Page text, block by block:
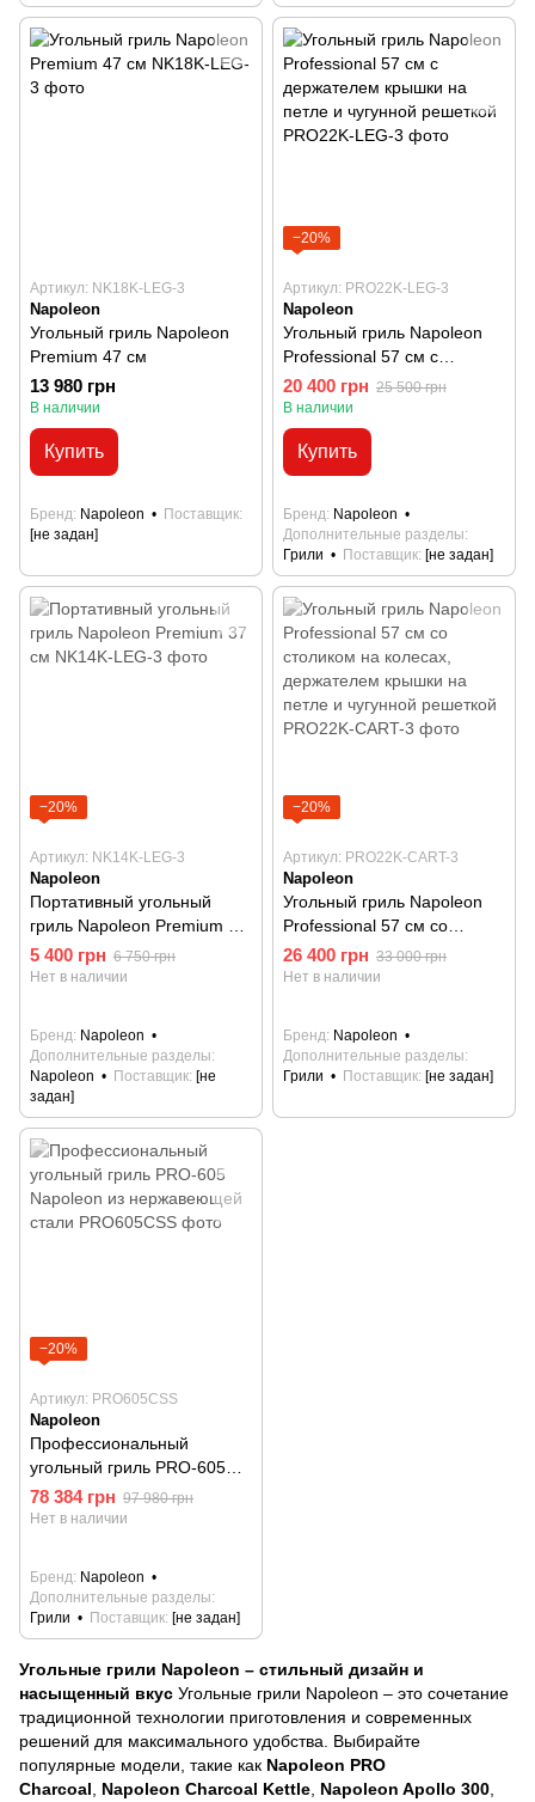
Артикул: NK18K-LEG-3
Napoleon
Угольный гриль Napoleon
Premium 47 см
13 980 грн
В наличии
Купить
Бренд Napoleon
Поставщик
[не задан]
−20%
Артикул: PRO22K-LEG-3
Napoleon
Угольный гриль Napoleon
Professional 57 см с
держателем крышки на
петле и чугунной решеткой
20 400 грн 25 500 грн
В наличии
Купить
Бренд Napoleon
Дополнительные разделы
Грили
Поставщик [не задан]
−20%
Артикул: NK14K-LEG-3
Napoleon
Портативный угольный
гриль Napoleon Premium 37
см
5 400 грн 6 750 грн
Нет в наличии
Бренд Napoleon
Дополнительные разделы
Napoleon
Поставщик [не
задан]
−20%
Артикул: PRO22K-CART-3
Napoleon
Угольный гриль Napoleon
Professional 57 см со
столиком на колесах,
держателем крышки на
26 400 грн 33 000 грн
Нет в наличии
Бренд Napoleon
Дополнительные разделы
Грили
Поставщик [не задан]
−20%
Артикул: PRO605CSS
Napoleon
Профессиональный
угольный гриль PRO-605
Napoleon из нержавеющей
стали
78 384 грн 97 980 грн
Нет в наличии
Бренд Napoleon
Дополнительные разделы
Грили
Поставщик [не задан]
Угольные грили Napoleon – стильный дизайн и
насыщенный вкус Угольные грили Napoleon – это сочетание
традиционной технологии приготовления и современных
решений для максимального удобства. Выбирайте
популярные модели, такие как Napoleon PRO
Charcoal
Napoleon Charcoal Kettle Napoleon Apollo 300